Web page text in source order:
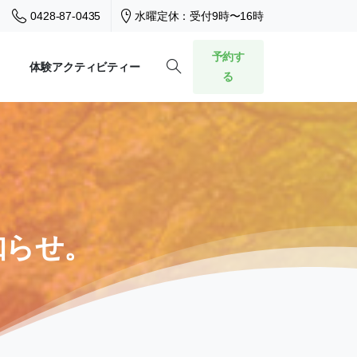
0428-87-0435 水曜定休：受付9時〜16時
体験アクティビティー
予約す
る
らせ。